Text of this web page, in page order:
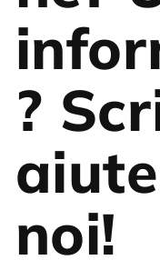
?
noi!